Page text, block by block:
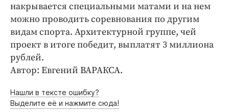
накрывается специальными матами и на нем
можно проводить соревнования по другим
видам спорта. Архитектурной группе, чей
проект в итоге победит, выплатят 3 миллиона
рублей.
Автор: Евгений ВАРАКСА.
Нашли в тексте ошибку?
Выделите её и нажмите сюда!